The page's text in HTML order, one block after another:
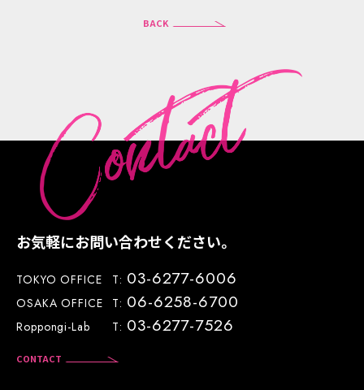
CONTACT
BACK
お気軽にお問い合わせください。
TOKYO OFFICE T: 03-6277-6006
OSAKA OFFICE T: 06-6258-6700
Roppongi-Lab T: 03-6277-7526
CONTACT
の不正アクセスや紛失、破壊、改ざん等の危険に対しては適
切かつ合理的なレベルでの安全対策を実施するとともに、外
部への流出防止および個人情報の保護のために、必要かつ適
切な措置を講じます。
株式会社ドリーム・ラボは、個人情報に係るデータベース等
へのアクセス権を有する者を限定し社内においても不正な
利用がなされないよう厳重に管理いたします。
株式会社ドリーム・ラボは、個人情報の取扱いを外部に委託
この場合、グループ会社または個人情報を適正に取り扱って
いると認められる委託先（以下「業務委託先」という）を選定
し、委託契約等において、個人情報の管理秘密保持、再提供
めるとともに適切な管理を実施させます。